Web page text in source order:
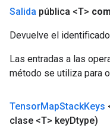
Salida pública <T>
Devuelve el
Las entradas a las
método se utiliza para
TensorMapStackKeys
clase <T> keyDtype)